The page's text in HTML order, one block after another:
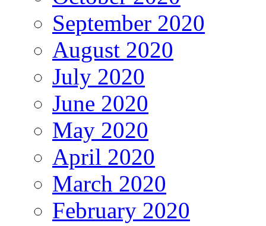
September 2020
August 2020
July 2020
June 2020
May 2020
April 2020
March 2020
February 2020